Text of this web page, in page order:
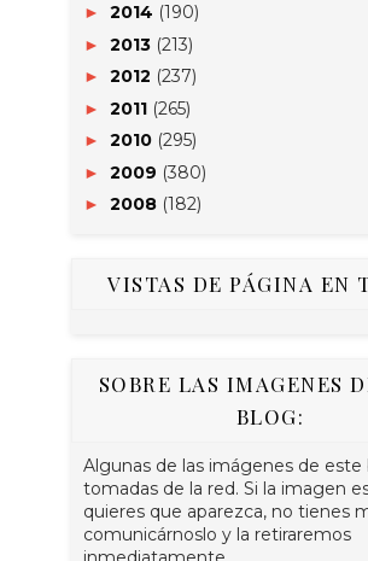
► 2014 (190)
► 2013 (213)
► 2012 (237)
► 2011 (265)
► 2010 (295)
► 2009 (380)
► 2008 (182)
VISTAS DE PÁGINA EN
SOBRE LAS IMAGENES
BLOG:
Algunas de las imágenes de este
tomadas de la red. Si la imagen
quieres que aparezca, no tienes
comunicárnoslo y la retiraremos